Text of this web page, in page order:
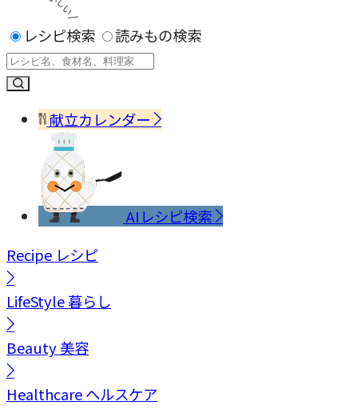
レシピ検索 読みもの検索
献立カレンダー
AIレシピ検索
Recipe レシピ
LifeStyle暮らし
Beauty美容
Healthcareヘルスケア